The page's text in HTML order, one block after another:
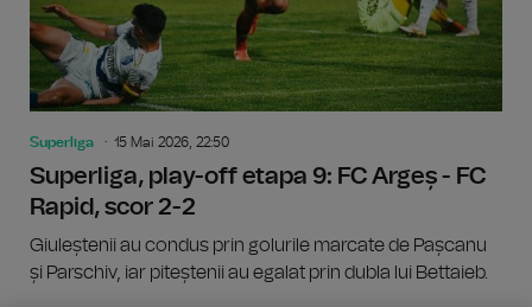
Superliga 15 Mai 2026, 22:50
Superliga, play-off etapa 9: FC Argeș - FC
Rapid, scor 2-2
Giuleștenii au condus prin golurile marcate de Pașcanu
și Parschiv, iar piteștenii au egalat prin dubla lui Bettaieb.